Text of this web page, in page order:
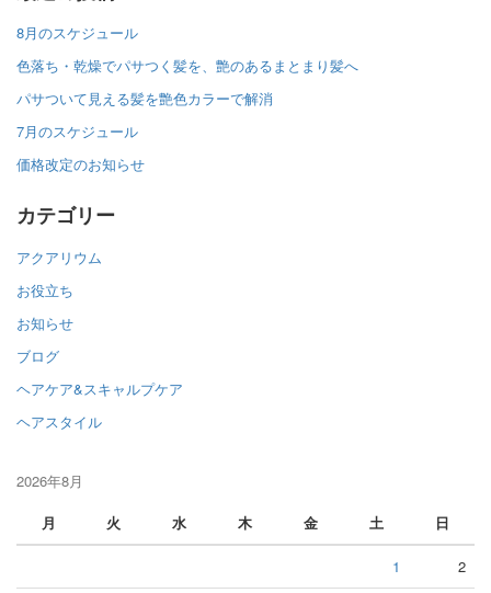
8月のスケジュール
色落ち・乾燥でパサつく髪を、艶のあるまとまり髪へ
パサついて見える髪を艶色カラーで解消
7月のスケジュール
価格改定のお知らせ
カテゴリー
アクアリウム
お役立ち
お知らせ
ブログ
ヘアケア&スキャルプケア
ヘアスタイル
2026年8月
月
火 水 木 金 土 日
1 2